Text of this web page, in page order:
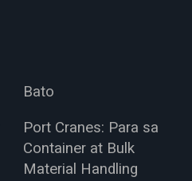
Bato
Port Cranes: Para sa
Container at Bulk
Material Handling